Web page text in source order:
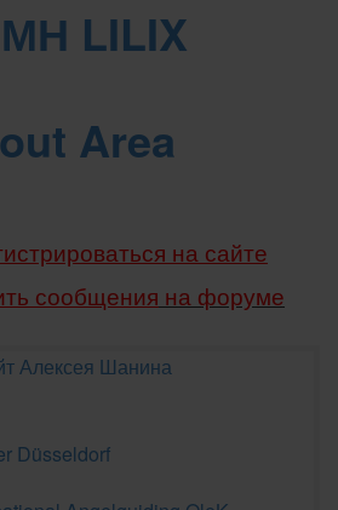
LILIX
Area
на сайте
сообщения на форуме